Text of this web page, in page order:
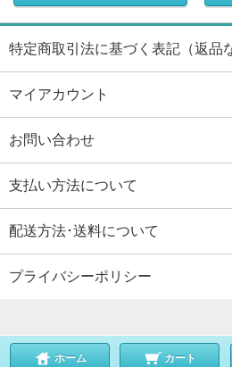
特定商取引法に基づく表記（返品
マイアカウント
お問い合わせ
支払い方法について
配送方法･送料について
プライバシーポリシー
ホーム カート